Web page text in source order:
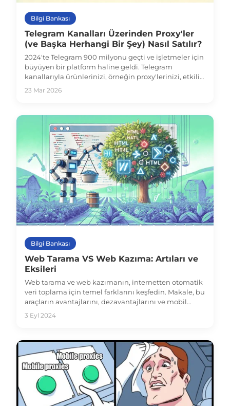
Bilgi Bankası
Telegram Kanalları Üzerinden Proxy'ler
(ve Başka Herhangi Bir Şey) Nasıl Satılır?
2024'te Telegram 900 milyonu geçti ve işletmeler için
büyüyen bir platform haline geldi. Telegram
kanallarıyla ürünlerinizi, örneğin proxy'lerinizi, etkili
bir şekilde tanıtmayı ve kitlenizi büyütmeyi öğrenin.
23 Mar 2026
Bilgi Bankası
Web Tarama VS Web Kazıma: Artıları ve
Eksileri
Web tarama ve web kazımanın, internetten otomatik
veri toplama için temel farklarını keşfedin. Makale, bu
araçların avantajlarını, dezavantajlarını ve mobil
proxy'lerin verimliliklerini nasıl artırabileceğini
inceliyor.
3 Eyl 2024